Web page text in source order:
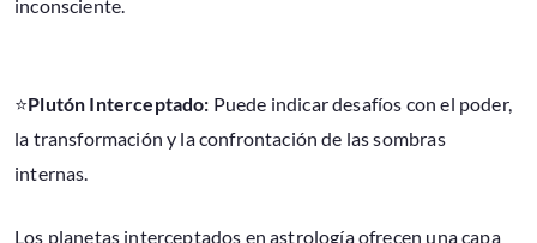
inconsciente.
⭐Plutón Interceptado: Puede indicar desafíos con el poder,
la transformación y la confrontación de las sombras
internas.
Los planetas interceptados en astrología ofrecen una capa